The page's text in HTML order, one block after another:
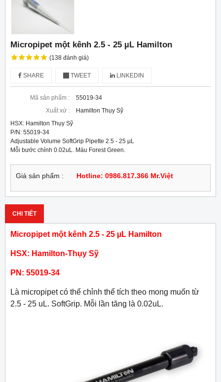
Micropipet một kênh 2.5 - 25 µL Hamilton
(138 đánh giá)
SHARE TWEET LINKEDIN
Mã sản phẩm :
55019-34
Xuất xứ :
Hamilton Thụy Sỹ
HSX: Hamilton Thụy Sỹ
P/N: 55019-34
Adjustable Volume SoftGrip Pipette 2.5 - 25 µL
Mỗi bước chỉnh 0.02uL. Màu Forest Green.
Giá sản phẩm : Hotline: 0986.817.366 Mr.Việt
CHI TIẾT
Micropipet một kênh 2.5 - 25 µL Hamilton
HSX: Hamilton-Thụy Sỹ
PN: 55019-34
Là micropipet có thể chỉnh thể tích theo mong muốn từ
2.5 - 25 uL. SoftGrip. Mỗi lần tăng là 0.02uL.